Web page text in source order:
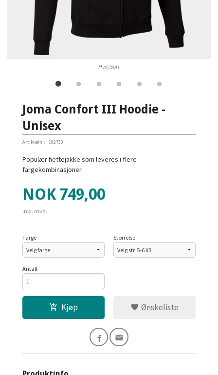
Hvit/Sort
Joma Confort III Hoodie -
Unisex
Artikkelnr.: 102733
Populær hettejakke som leveres i flere
fargekombinasjoner.
Pris
NOK 749,00
inkl. mva.
Farge Størrelse
Antall
Kjøp Ønskeliste